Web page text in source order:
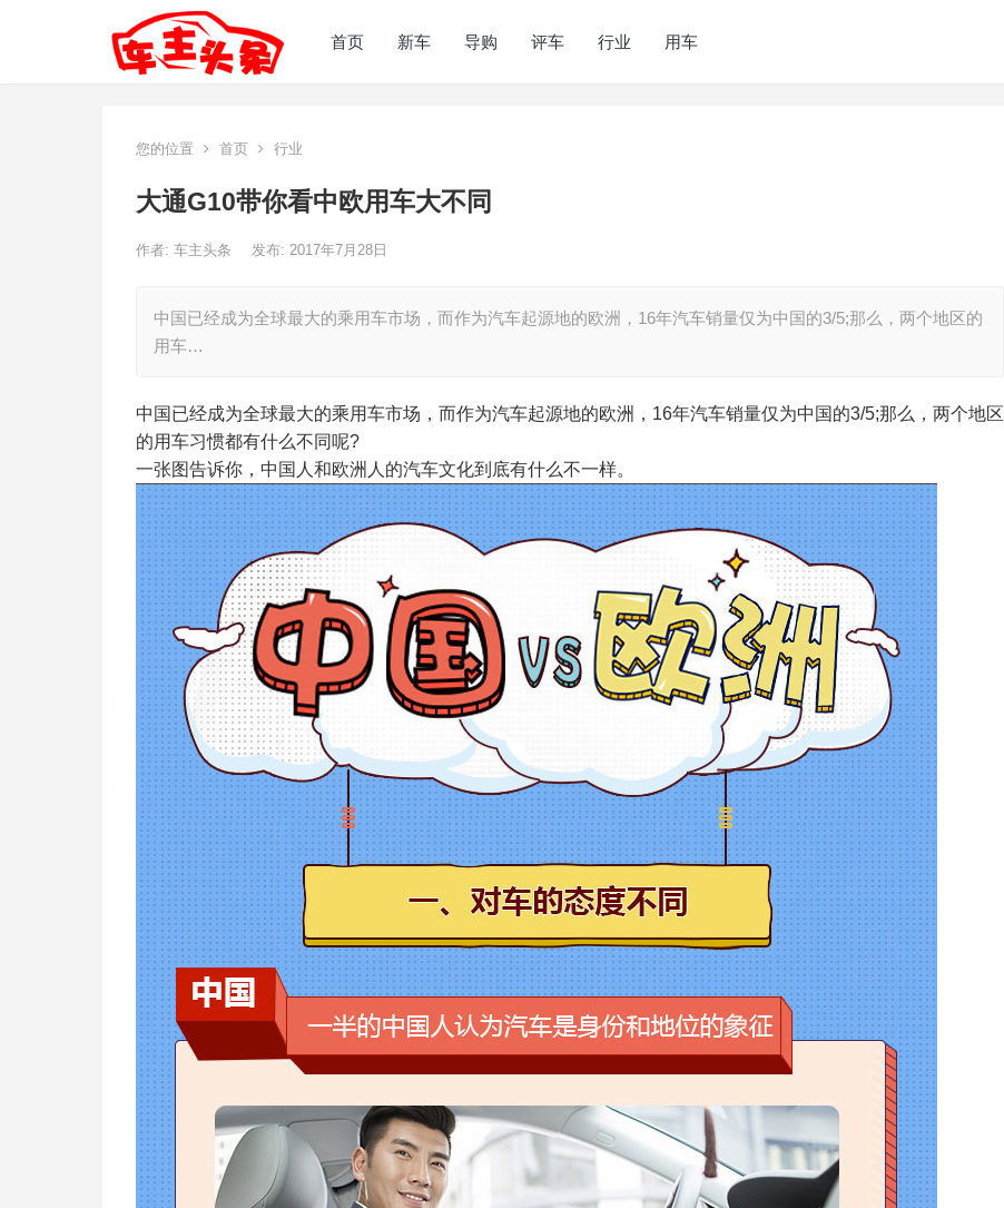
首页 新车 导购 评车 行业 用车
您的位置 首页 行业
大通G10带你看中欧用车大不同
作者: 车主头条 发布: 2017年7月28日
中国已经成为全球最大的乘用车市场，而作为汽车起源地的欧洲，16年汽车销量仅为中国的3/5;那么，两个地区的
用车…
中国已经成为全球最大的乘用车市场，而作为汽车起源地的欧洲，16年汽车销量仅为中国的3/5;那么，两个地区
的用车习惯都有什么不同呢?
一张图告诉你，中国人和欧洲人的汽车文化到底有什么不一样。